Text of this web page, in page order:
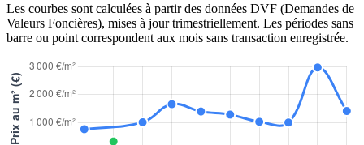
Les courbes sont calculées à partir des données DVF (Demandes de
Valeurs Foncières), mises à jour trimestriellement. Les périodes sans
barre ou point correspondent aux mois sans transaction enregistrée.